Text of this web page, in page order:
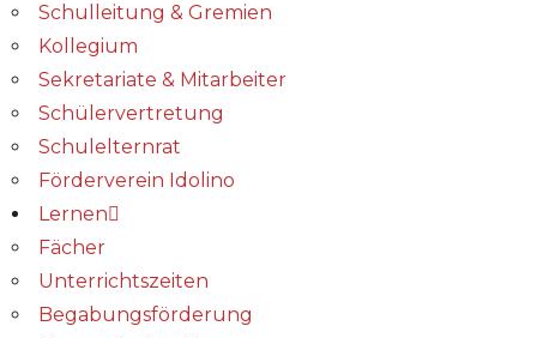
Schulleitung & Gremien
Kollegium
Sekretariate & Mitarbeiter
Schülervertretung
Schulelternrat
Förderverein Idolino
Lernen
Fächer
Unterrichtszeiten
Begabungs­förderung